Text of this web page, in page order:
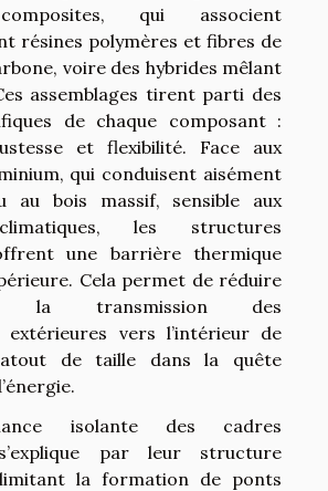
qui associent
résines polymères et fibres de
voire des hybrides mêlant
assemblages tirent parti des
de chaque composant :
et flexibilité. Face aux
qui conduisent aisément
au bois massif, sensible aux
les structures
une barrière thermique
Cela permet de réduire
la transmission des
extérieures vers l’intérieur de
atout de taille dans la quête
isolante des cadres
par leur structure
limitant la formation de ponts